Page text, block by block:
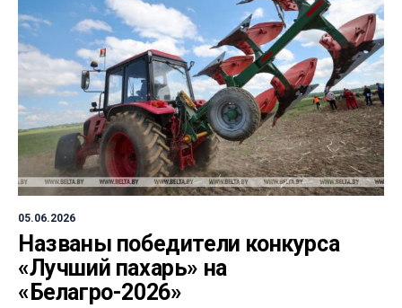
05.06.2026
Названы победители конкурса
«Лучший пахарь» на
«Белагро-2026»